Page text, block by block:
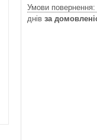
днів за